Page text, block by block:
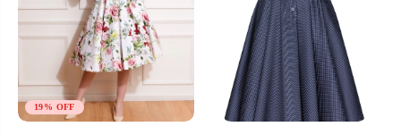
19% OFF